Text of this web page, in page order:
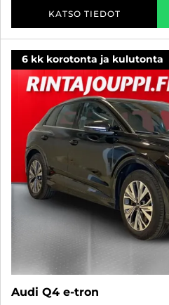
KATSO TIEDOT
6 kk korotonta ja kulutonta
Audi Q4 e-tron